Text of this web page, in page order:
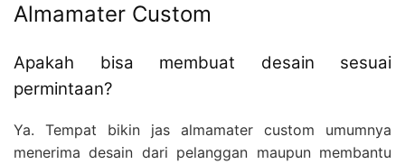
Almamater Custom
Apakah bisa membuat desain sesuai
permintaan?
Ya. Tempat bikin jas almamater custom umumnya
menerima desain dari pelanggan maupun membantu